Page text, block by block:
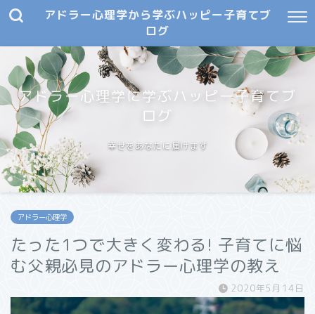
アドラー心理学から学ぶハッピー子育てブ
ログ
アドラー心理学に学ぶハッピー子育てブ
ログ
幸せをあなたに届けます
アドラー心理学
たった1つで大きく変わる! 子育てに悩
む父親必見のアドラー心理学の教え
2020年5月14日